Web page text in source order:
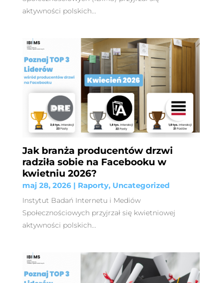
aktywności polskich...
Jak branża producentów drzwi
radziła sobie na Facebooku w
kwietniu 2026?
maj 28, 2026| Raporty, Uncategorized
Instytut Badań Internetu i Mediów
Społecznościowych przyjrzał się kwietniowej
aktywności polskich...